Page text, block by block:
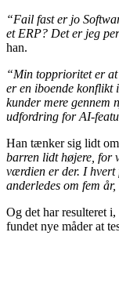
“Fail fast er jo
et ERP? Det er jeg
han.
“Min topprioritet er at
er en iboende konflikt
kunder mere gennem
udfordring for AI-
Han tænker sig lidt
barren lidt højere, for
værdien er der. I hvert
anderledes om fem
Og det har resulteret
fundet nye måder at